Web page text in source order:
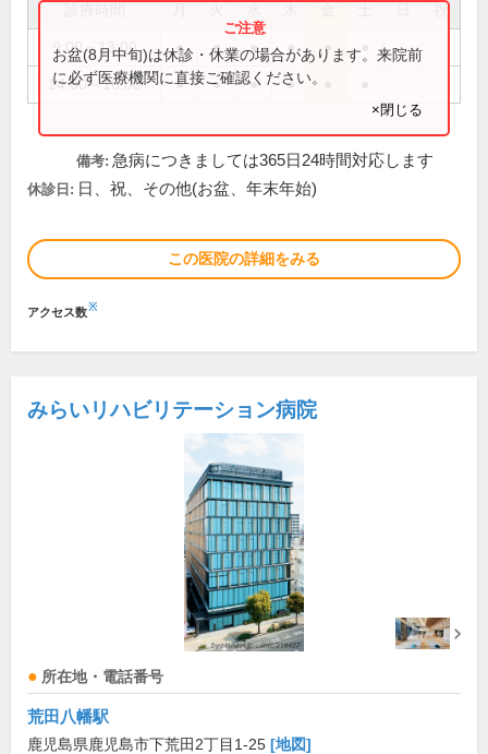
祝
9:00～13:00 ● ● ● ● ●
14:00～18:00 ● ● ● ●
お盆(8月中旬)は休診・休業の場合があります。来院前
に必ず医療機関に直接ご確認ください。
×閉じる
備考: 急病につきましては365日24時間対応します
休診日: 日、祝、その他(お盆、年末年始)
この医院の詳細をみる
アクセス数※
みらいリハビリテーション病院
所在地・電話番号
荒田八幡駅
鹿児島県鹿児島市下荒田2丁目1-25 [地図]